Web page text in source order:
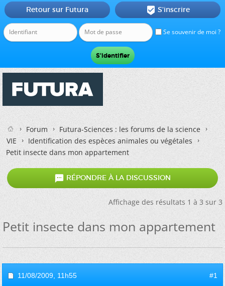
Se souvenir de moi ?
Retour sur Futura  S'inscrire
Forum
Futura-Sciences : les forums de la science
VIE
Identification des espèces animales ou végétales
Petit insecte dans mon appartement
 RÉPONDRE À LA DISCUSSION
Affichage des résultats 1 à 3 sur 3
Petit insecte dans mon appartement
11/08/2009, 11h55 #1